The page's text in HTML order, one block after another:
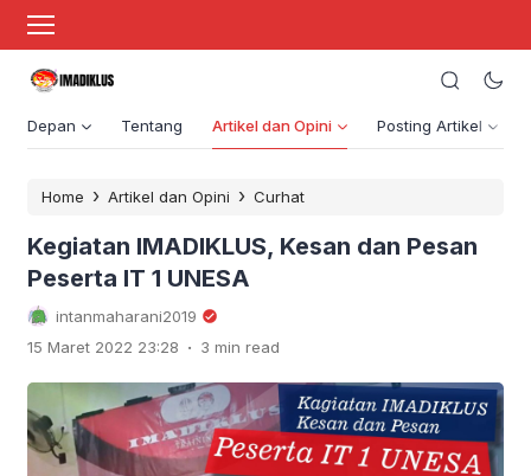
Depan Tentang Artikel dan Opini Posting Artikel
Home › Artikel dan Opini › Curhat
Kegiatan IMADIKLUS, Kesan dan Pesan
Peserta IT 1 UNESA
intanmaharani2019
15 Maret 2022 23:28 . 3 min read